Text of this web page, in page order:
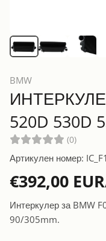
BMW
520D 530D
(0)
Артикулен номер:
€392,00
Интеркулер за BMW
90/305mm.